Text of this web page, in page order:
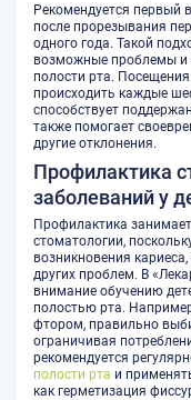
Рекомендуется первый
после прорезывания
одного года. Такой
возможные проблемы и
полости рта.
происходить каждые
способствует
также помогает
другие отклонения.
Профилактика
заболеваний у
Профилактика
стоматологии,
возникновения
других проблем. В
внимание обучению
полостью рта.
фтором, правильно
ограничивая
рекомендуется
полости рта и
как герметизация